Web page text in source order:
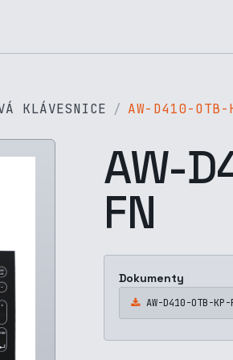
KLÁVESNICE AW-D410-OTB-
AW-
FN
Dokumenty
AW-D410-OTB-